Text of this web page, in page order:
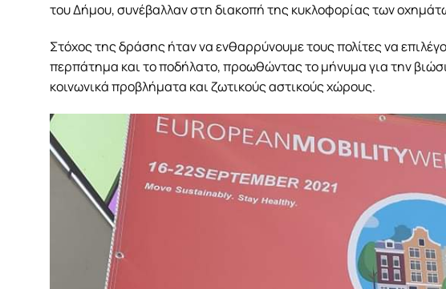
του Δήμου, συνέβαλλαν στη διακοπή της κυκλοφορίας των
Στόχος της δράσης ήταν να ενθαρρύνουμε τους πολίτες να
περπάτημα και το ποδήλατο, προωθώντας το μήνυμα για την
κοινωνικά προβλήματα και ζωτικούς αστικούς χώρους.